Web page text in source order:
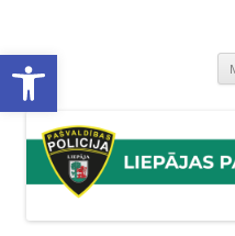
Open toolbar